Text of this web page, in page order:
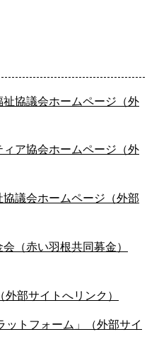
協議会ホームページ（外
ア協会ホームページ（外
議会ホームページ（外部
（赤い羽根共同募金）
部サイトへリンク）
ットフォーム」（外部サイ